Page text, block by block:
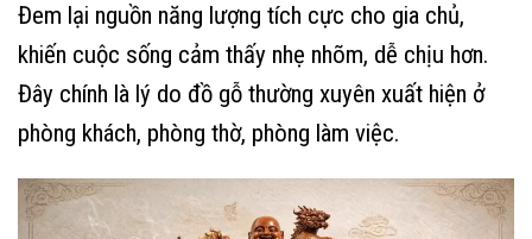
Đem lại nguồn năng lượng tích cực cho gia chủ,
khiến cuộc sống cảm thấy nhẹ nhõm, dễ chịu hơn.
Đây chính là lý do đồ gỗ thường xuyên xuất hiện ở
phòng khách, phòng thờ, phòng làm việc.